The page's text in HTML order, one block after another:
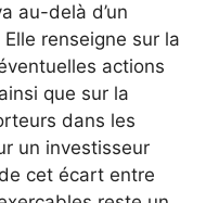
au-delà d’un
renseigne sur la
actions
que sur la
dans les
un investisseur
cet écart entre